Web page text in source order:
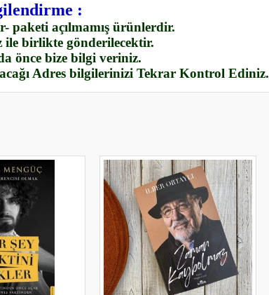
:
paketi açılmamış ürünlerdir.
ile birlikte gönderilecektir.
önce bize bilgi veriniz.
Adres bilgilerinizi Tekrar Kontrol Ediniz.